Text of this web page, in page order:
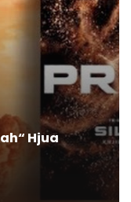
Hjua